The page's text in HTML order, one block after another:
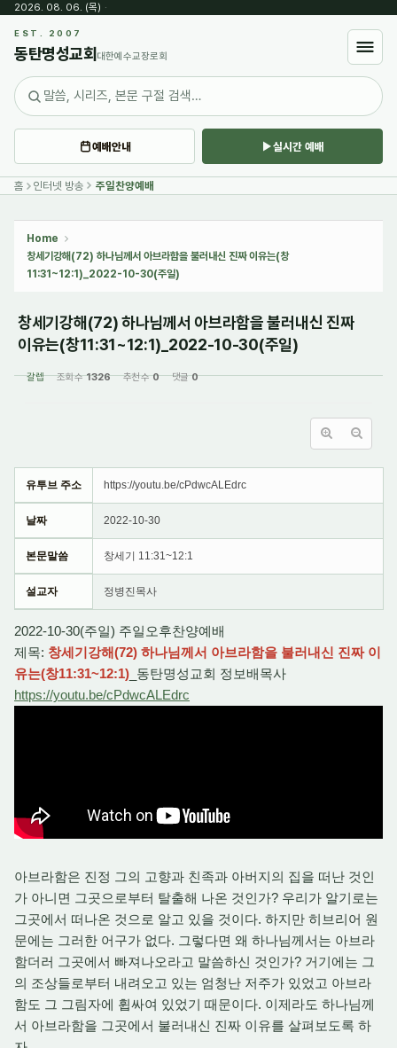
2026. 08. 06. (목) ·
EST. 2007
동탄명성교회 대한예수교장로회
예배안내 실시간 예배
홈 인터넷 방송 주일찬양예배
Home
창세기강해(72) 하나님께서 아브라함을 불러내신 진짜 이유는(창
11:31~12:1)_2022-10-30(주일)
창세기강해(72) 하나님께서 아브라함을 불러내신 진짜
이유는(창11:31~12:1)_2022-10-30(주일)
갈렙 조회 수1326 추천 수0 댓글0
유투브 주소 https://youtu.be/cPdwcALEdrc
날짜 2022-10-30
본문말씀 창세기 11:31~12:1
설교자 정병진목사
2022-10-30(주일) 주일오후찬양예배
제목: 창세기강해(72) 하나님께서 아브라함을 불러내신 진짜 이
유는(창11:31~12:1) _동탄명성교회 정보배목사
https://youtu.be/cPdwcALEdrc
아브라함은 진정 그의 고향과 친족과 아버지의 집을 떠난 것인
가 아니면 그곳으로부터 탈출해 나온 것인가? 우리가 알기로는
그곳에서 떠나온 것으로 알고 있을 것이다. 하지만 히브리어 원
문에는 그러한 어구가 없다. 그렇다면 왜 하나님께서는 아브라
함더러 그곳에서 빠져나오라고 말씀하신 것인가? 거기에는 그
의 조상들로부터 내려오고 있는 엄청난 저주가 있었고 아브라
함도 그 그림자에 휩싸여 있었기 때문이다. 이제라도 하나님께
서 아브라함을 그곳에서 불러내신 진짜 이유를 살펴보도록 하
Sketchbook5, 스케치북5
Sketchbook5, 스케치북5